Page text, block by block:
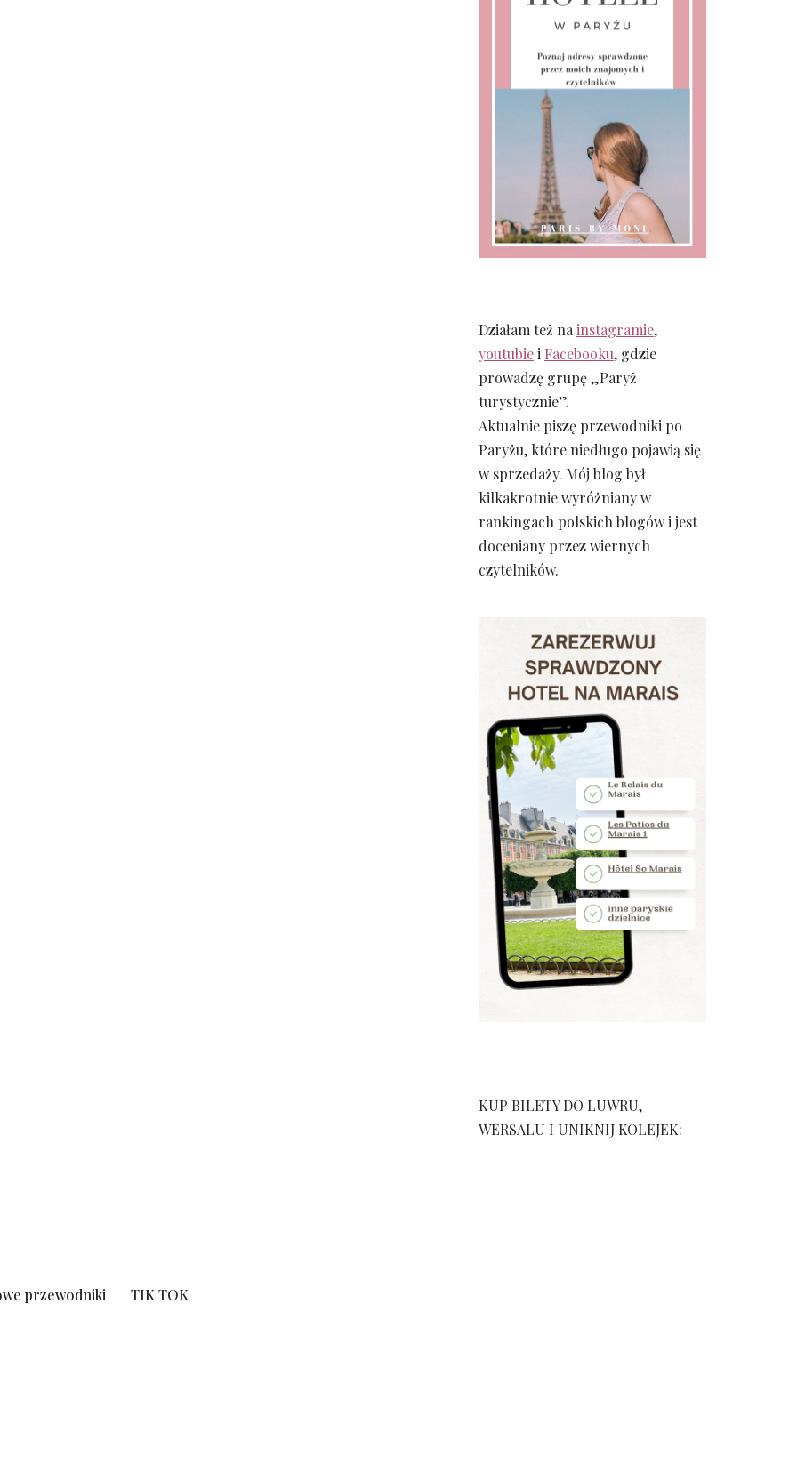
Działam też nainstagramie,
youtubiei Facebooku, gdzie
prowadzę grupę „Paryż
turystycznie”.
Aktualnie piszę przewodniki po
Paryżu, które niedługo pojawią się
w sprzedaży. Mój blog był
kilkakrotnie wyróżniany w
rankingach polskich blogów i jest
doceniany przez wiernych
czytelników.
KUP BILETY DO LUWRU,
WERSALU I UNIKNIJ KOLEJEK:
przewodniki TIK TOK